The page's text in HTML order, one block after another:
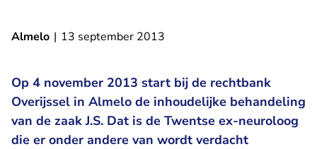
Almelo | 13 september 2013
Op 4 november 2013 start bij de rechtbank
Overijssel in Almelo de inhoudelijke behandeling
van de zaak J.S. Dat is de Twentse ex-neuroloog
die er onder andere van wordt verdacht